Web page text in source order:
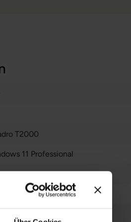
T2000
11 Professional
Display